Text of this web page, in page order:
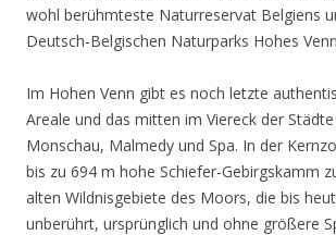
wohl berühmteste Naturreservat Belgiens
Deutsch-Belgischen Naturparks Hohes
Im Hohen Venn gibt es noch letzte
Areale und das mitten im Viereck der Städte
Monschau, Malmedy und Spa. In der
bis zu 694 m hohe Schiefer-Gebirgskamm
alten Wildnisgebiete des Moors, die bis
unberührt, ursprünglich und ohne größere